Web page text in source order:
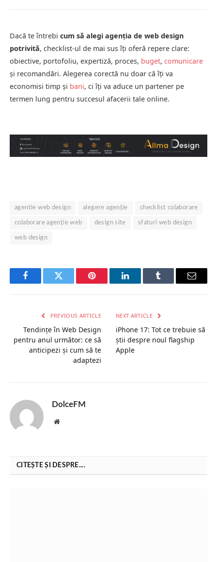
Dacă te întrebi cum să alegi agenția de web design
potrivită, checklist-ul de mai sus îți oferă repere clare:
obiective, portofoliu, expertiză, proces, buget, comunicare
și recomandări. Alegerea corectă nu doar că îți va
economisi timp și bani, ci îți va aduce un partener pe
termen lung pentru succesul afacerii tale online.
agentie web design alegere agenție checklist colaborare
colaborare agenție web design site sfaturi web design
web design
FacebookTwitter Pinterest LinkedInTumblr Email
PREVIOUS ARTICLE
Tendințe în Web Design
pentru anul următor: ce să
anticipezi și cum să te
adaptezi
NEXT ARTICLE
iPhone 17: Tot ce trebuie să
știi despre noul flagship
Apple
DolceFM
Website
CITEȘTE ȘI DESPRE....